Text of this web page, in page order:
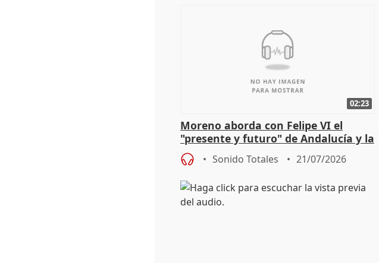
02:23
Moreno aborda con Felipe VI el
"presente y futuro" de Andalucía y la
preocupación por los incendios
Sonido Totales 21/07/2026